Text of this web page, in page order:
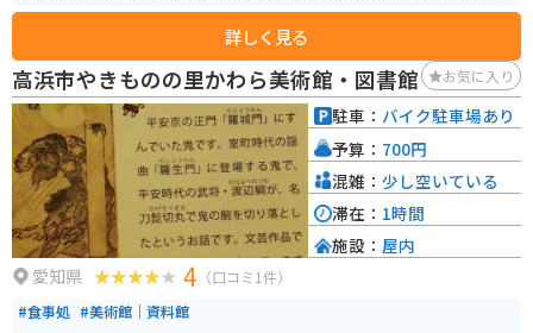
などのキャンプ用品があります。キャンプサイトまで乗り入れ可能です。 冬
場は氷点下まで行くので、冬装備に不安のある方は春〜秋（３〜１０月）に
行くのをおすすめします。 キャンプを団体使用する場合はキャンプ場設置の
電源使用可能です。 立地的には近くにコンビニなどのお店はないです。携帯
の電波は届きます。
詳しく見る
高浜市やきものの里かわら美術館・図書館 お気に入り
愛知県 4 （口コミ1件）
#食事処 #美術館｜資料館
駐車： バイク駐車場あり
予算： 700円
混雑： 少し空いている
滞在： 1時間
施設： 屋内